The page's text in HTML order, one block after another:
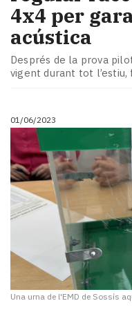
4x4 per
acústica
Després de la prova
vigent durant tot l’estiu,
01/06/2023
Una urna de l'EMD de Sossís